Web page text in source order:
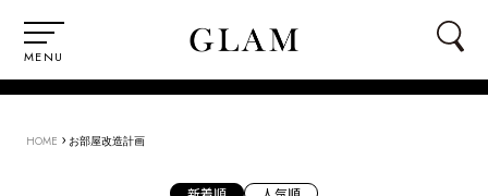
MENU
HOME › お部屋改造計画